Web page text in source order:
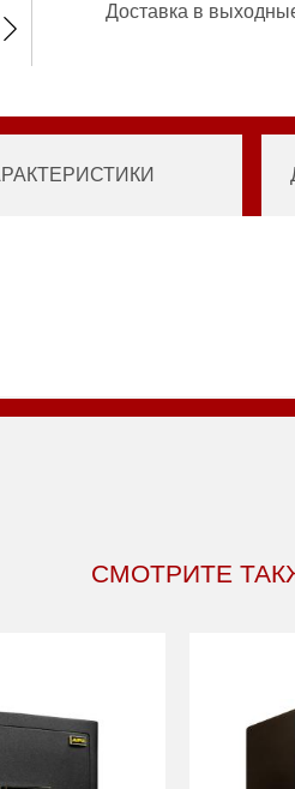
Доставка в
СМОТРИТЕ